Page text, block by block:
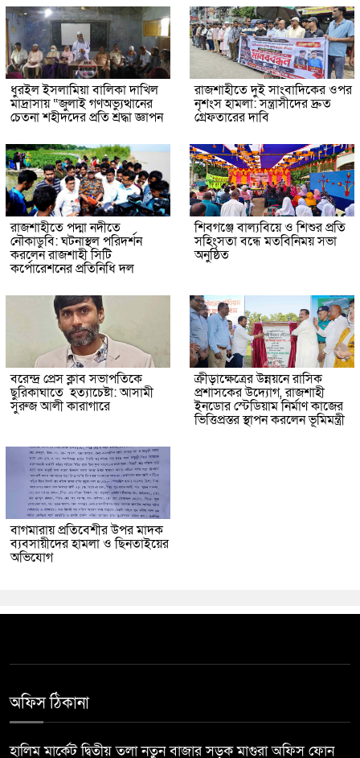
ধুরইল ইসলামিয়া বালিকা দাখিল
মাদ্রাসায় “জুলাই গণঅভ্যুত্থানের
চেতনা শহীদদের প্রতি শ্রদ্ধা জ্ঞাপন
রাজশাহীতে দুই সাংবাদিকের ওপর
নৃশংস হামলা: সন্ত্রাসীদের দ্রুত
গ্রেফতারের দাবি
রাজশাহীতে পদ্মা নদীতে
নৌকাডুবি: ঘটনাস্থল পরিদর্শন
করলেন রাজশাহী সিটি
কর্পোরেশনের প্রতিনিধি দল
শিবগঞ্জে বাল্যবিয়ে ও শিশুর প্রতি
সহিংসতা বন্ধে মতবিনিময় সভা
অনুষ্ঠিত
বরেন্দ্র প্রেস ক্লাব সভাপতিকে
ছুরিকাঘাতে হত্যাচেষ্টা: আসামী
সুরুজ আলী কারাগারে
ক্রীড়াক্ষেত্রের উন্নয়নে রাসিক
প্রশাসকের উদ্যোগ, রাজশাহী
ইনডোর স্টেডিয়াম নির্মাণ কাজের
ভিত্তিপ্রস্তর স্থাপন করলেন ভূমিমন্ত্রী
বাগমারায় প্রতিবেশীর উপর মাদক
ব্যবসায়ীদের হামলা ও ছিনতাইয়ের
অভিযোগ
অফিস ঠিকানা
হালিম মার্কেট দ্বিতীয় তলা নতুন বাজার সড়ক মাগুরা অফিস ফোন